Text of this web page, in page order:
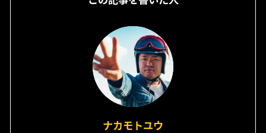
ナカモトユウ